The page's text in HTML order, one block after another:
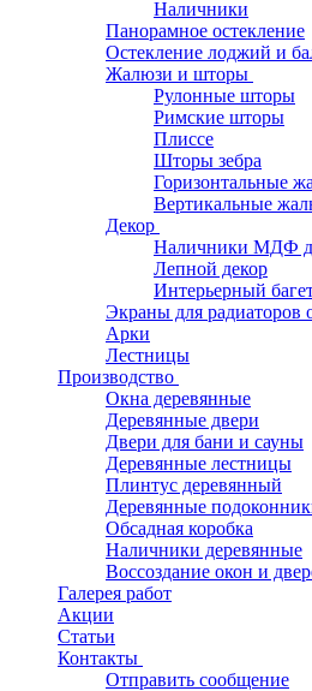
Наличники
Панорамное остекление
Остекление лоджий и
Жалюзи и шторы
Рулонные шторы
Римские шторы
Плиссе
Шторы зебра
Горизонтальные
Вертикальные
Декор
Наличники МДФ
Лепной декор
Интерьерный
Экраны для радиаторов
Арки
Лестницы
Производство
Окна деревянные
Деревянные двери
Двери для бани и сауны
Деревянные лестницы
Плинтус деревянный
Деревянные
Обсадная коробка
Наличники деревянные
Воссоздание окон и
Галерея работ
Акции
Статьи
Контакты
Отправить сообщение